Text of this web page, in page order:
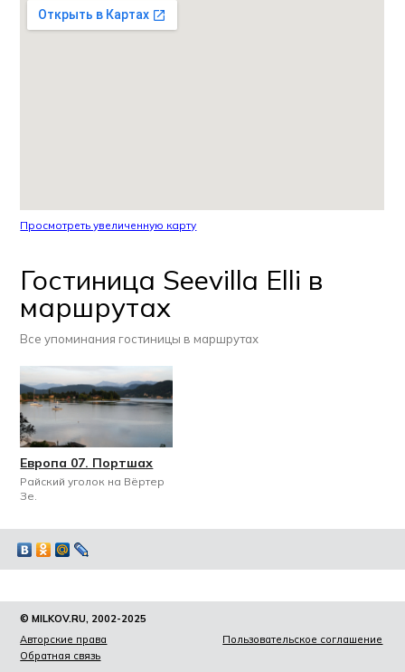
Просмотреть увеличенную карту
Гостиница Seevilla Elli в
маршрутах
Все упоминания гостиницы в маршрутах
Европа 07. Портшах
Райский уголок на Вёртер
Зе.
© MILKOV.RU, 2002-2025
Авторские права
Пользовательское соглашение
Обратная связь